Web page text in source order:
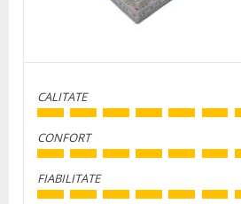
CALITATE
CONFORT
FIABILITATE